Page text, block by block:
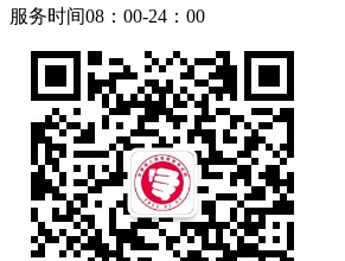
服务时间08：00-24：00